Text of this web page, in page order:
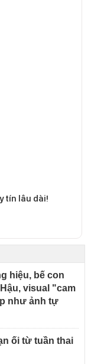
tín lâu dài!
hiệu, bế con
visual "cam
như ảnh tự
ối từ tuần thai